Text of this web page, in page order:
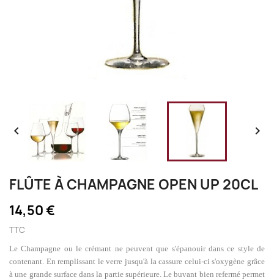
 
FLÛTE À CHAMPAGNE OPEN UP 20CL
14,50 €
TTC
Le Champagne ou le crémant ne peuvent que s'épanouir dans ce style de
contenant. En remplissant le verre jusqu'à la cassure celui-ci s'oxygène grâce
à une grande surface dans la partie supérieure. Le buvant bien refermé permet